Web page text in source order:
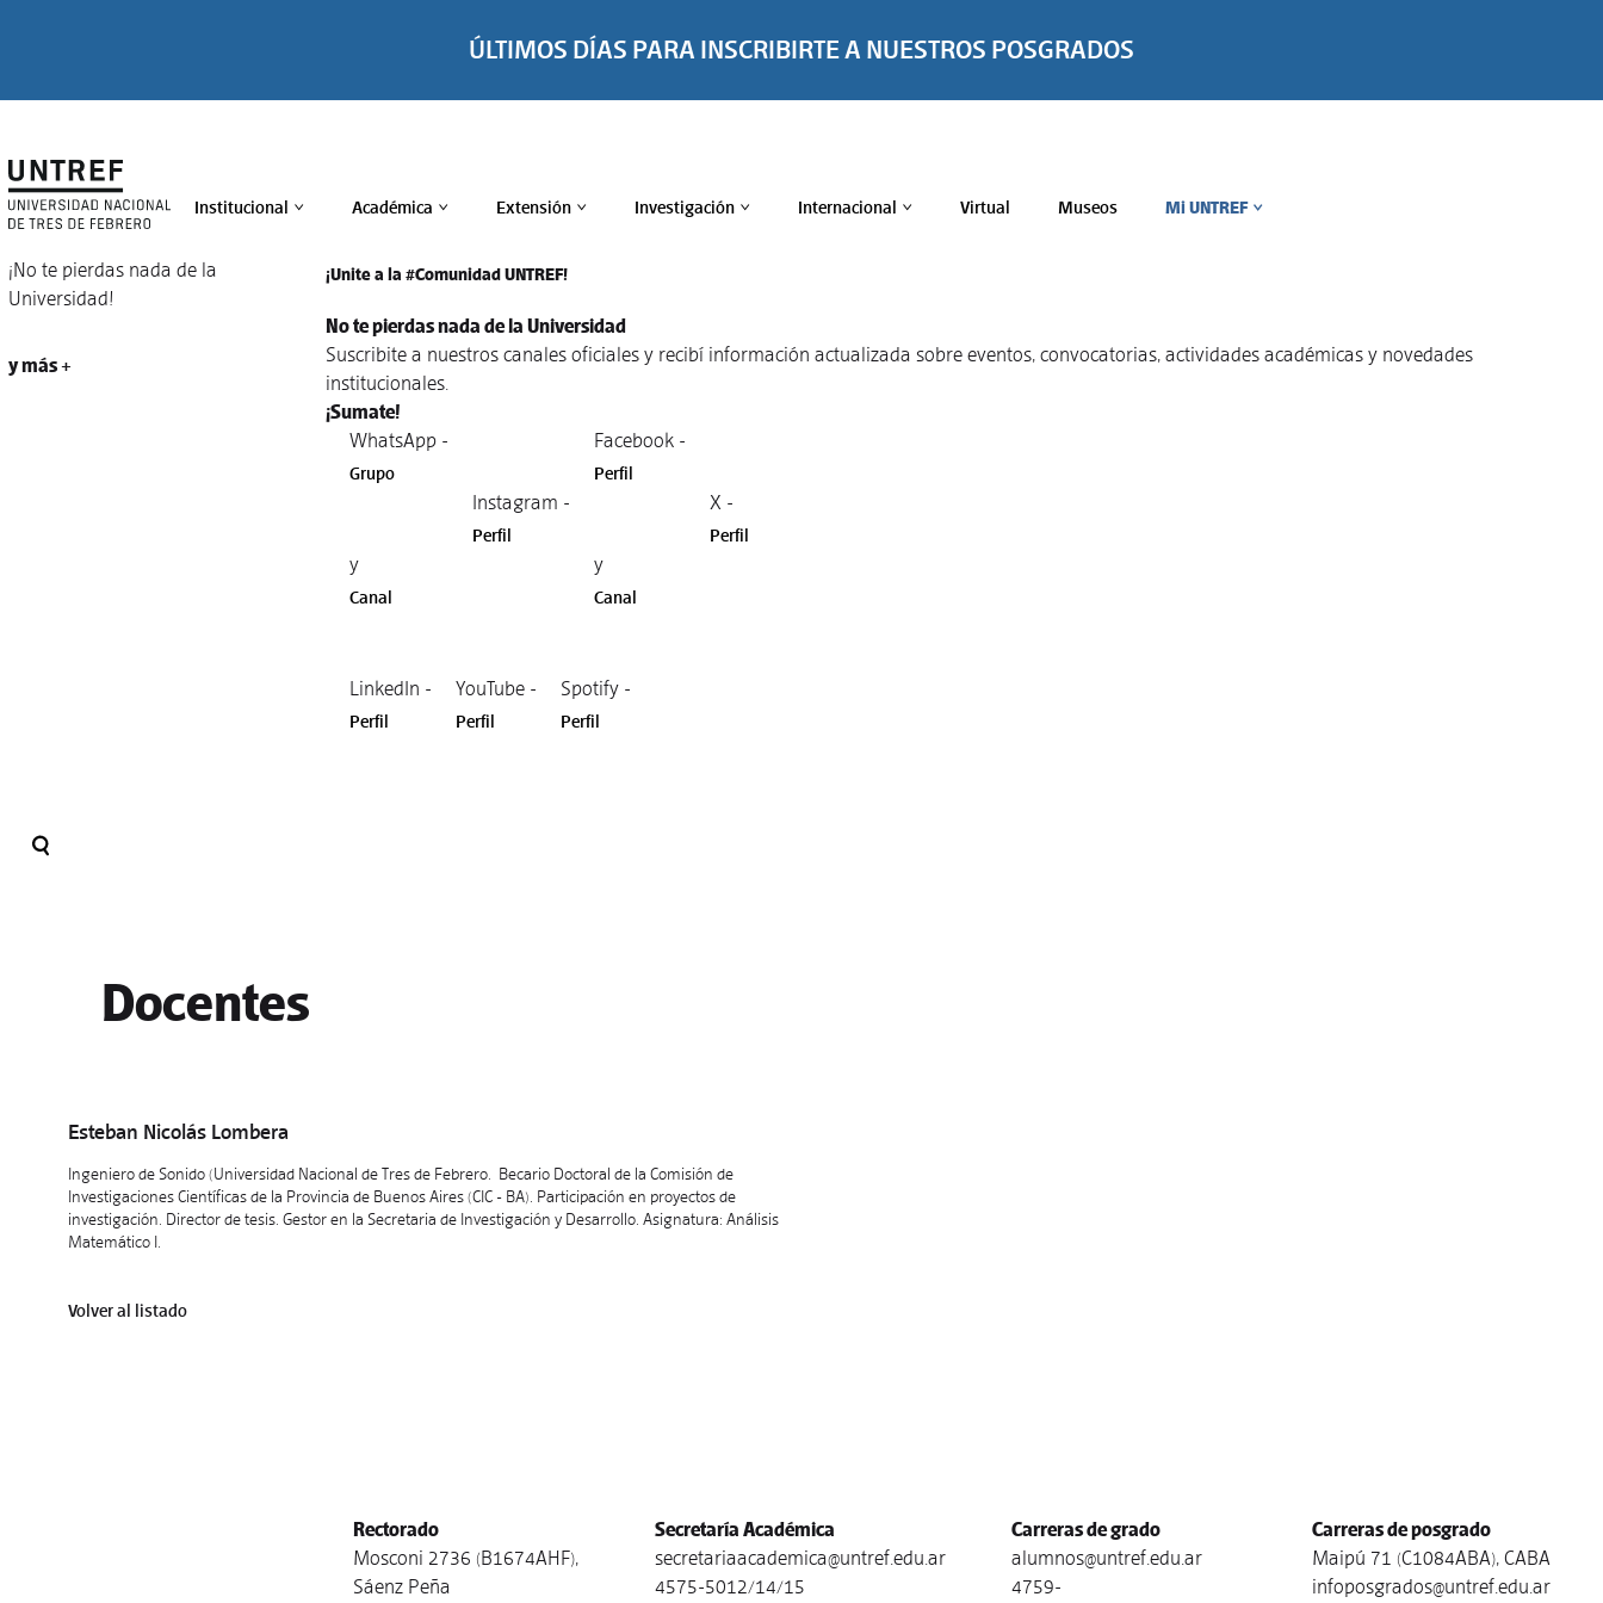
ÚLTIMOS DÍAS PARA INSCRIBIRTE A NUESTROS POSGRADOS
Institucional > Académica > Extensión > Investigación > Internacional > Virtual Museos Mi UNTREF >
¡No te pierdas nada de la
Universidad!
y más +
¡Unite a la #Comunidad UNTREF!
No te pierdas nada de la Universidad
Suscribite a nuestros canales oficiales y recibí información actualizada sobre eventos, convocatorias, actividades académicas y novedades
institucionales.
¡Sumate!
WhatsApp -
Grupo
y
Canal
Instagram -
Perfil
Facebook -
Perfil
y
Canal
X -
Perfil
LinkedIn -
Perfil
YouTube -
Perfil
Spotify -
Perfil
Docentes
Esteban Nicolás Lombera
Ingeniero de Sonido (Universidad Nacional de Tres de Febrero. Becario Doctoral de la Comisión de
Investigaciones Científicas de la Provincia de Buenos Aires (CIC - BA). Participación en proyectos de
investigación. Director de tesis. Gestor en la Secretaria de Investigación y Desarrollo. Asignatura: Análisis
Matemático I.
Volver al listado
Rectorado
Mosconi 2736 (B1674AHF),
Sáenz Peña
Secretaría Académica
secretariaacademica@untref.edu.ar
4575-5012/14/15
Carreras de grado
alumnos@untref.edu.ar
4759-
Carreras de posgrado
Maipú 71 (C1084ABA), CABA
infoposgrados@untref.edu.ar